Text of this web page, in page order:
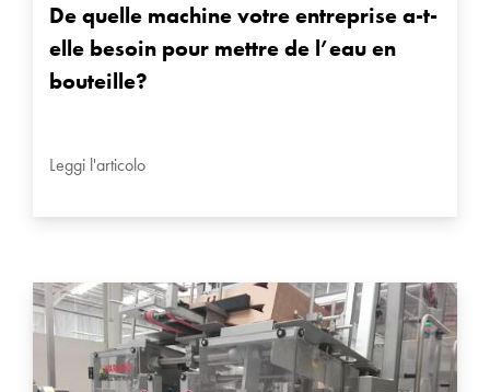
De quelle machine votre entreprise a-t-
elle besoin pour mettre de l’eau en
bouteille?
Leggi l'articolo